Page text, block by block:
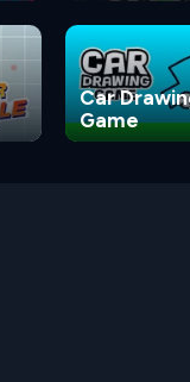
Car
Game